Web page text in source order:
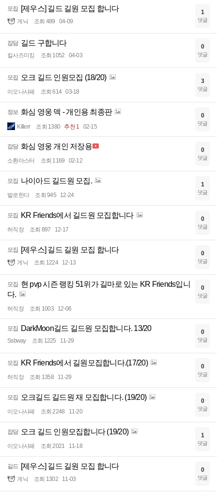
모집 [제우스] 길드 길원 모집 합니다
게닉 조회 489 04-09
1
댓글
잡담 길드 구합니다
킬사즈미킹 조회 1052 04-03
0
댓글
모집 오크 길드 인원모집 (18/20)
이오나샤페 조회 614 03-18
3
댓글
정보 화심 영웅 덱 - 개인용 최종판
Killerr 조회 1380 추천 1 02-15
0
댓글
잡담 화심 영웅 개인 저장용
소환마스터 조회 1169 02-12
0
댓글
모집 나이아드 길드원 모집.
발로한다 조회 945 12-24
1
댓글
모집 KR Friends에서 길드원 모집합니다
허직장 조회 897 12-17
0
댓글
모집 [제우스] 길드 길원 모집 합니다
게닉 조회 1224 12-13
0
댓글
모집 현 pvp 시즌 랭킹 51위가 길마로 있는 KR Friends입니
다.
허직장 조회 1003 12-06
0
댓글
모집 DarkMoon길드 길드원 모집합니다. 13/20
Ssbway 조회 1225 11-29
0
댓글
모집 KR Friends에서 길원모집합니다.(17/20)
허직장 조회 1358 11-29
0
댓글
모집 오크길드 길드원 재 모집합니다. (19/20)
이오나샤페 조회 2248 11-20
0
댓글
잡담 오크 길드 인원모집합니다 (19/20)
이오나샤페 조회 2021 11-18
1
댓글
길드 [제우스] 길드 길원 모집 합니다
게닉 조회 1302 11-03
0
댓글